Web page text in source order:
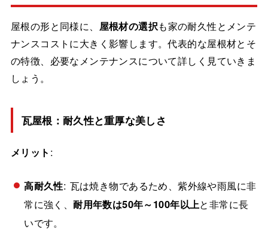
屋根の形と同様に、 屋根材の選択も家の耐久性とメンテ
ナンスコストに大きく影響します。代表的な屋根材とそ
の特徴、必要なメンテナンスについて詳しく見ていきま
しょう。
瓦屋根：耐久性と重厚な美しさ
メリット :
高耐久性: 瓦は焼き物であるため、紫外線や雨風に非
常に強く、耐用年数は50年～100年以上と非常に長
いです。